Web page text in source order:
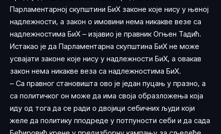
Парламентарној скупштини БиХ законе које нису у њеној
надлежности, а закон о имовини нема никакве везе са
надлежностима БиХ – изјавио је правник Огњен Тадић.
Истакао је да Парламентарна скупштина БиХ не може
усвајати законе које нису у надлежности БиХ, а овакав
закон нема никакве веза са надлежностима БиХ.
– Са правног становишта ово је један пуцањ у празно, а
са политичког он може да има своја образложења која
иду од тога да се ради о двојици себичних људи који
желе да политику пподреде у потпуности себи и да сада